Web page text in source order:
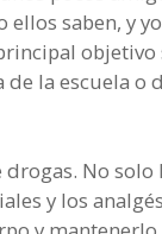
saben, y
la escuela o
No solo
y los